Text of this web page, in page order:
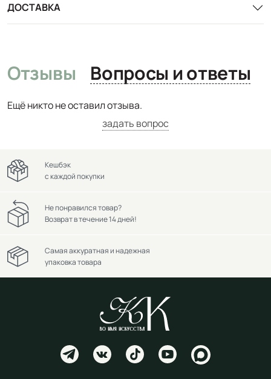
ДОСТАВКА
Отзывы Вопросы и ответы
Ещё никто не оставил отзыва.
задать вопрос
Кешбэк
с каждой покупки
Не понравился товар?
Возврат в течение 14 дней!
Самая аккуратная и надежная
упаковка товара